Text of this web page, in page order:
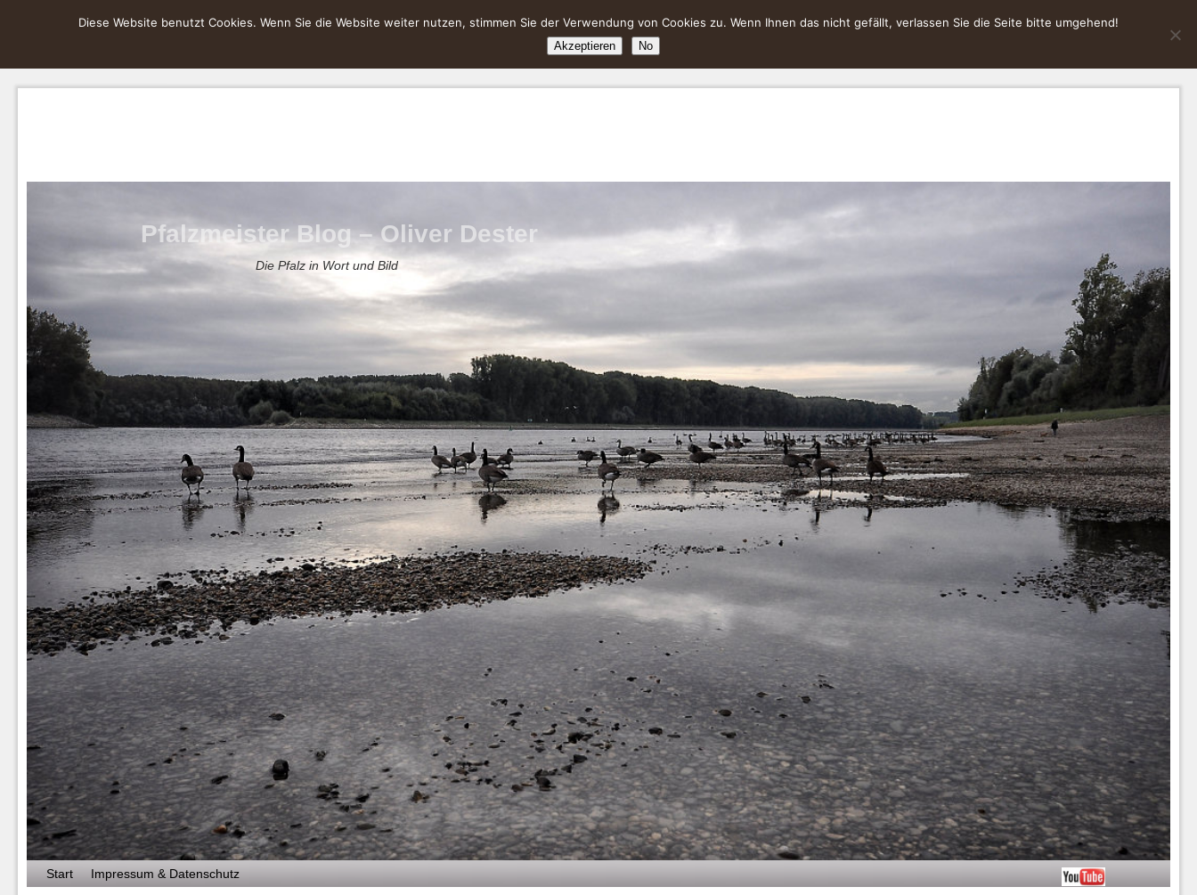
Pfalzmeister Blog – Oliver Dester
Die Pfalz in Wort und Bild
Zum Inhalt wechseln
Zum sekundären Inhalt wechseln
Start Impressum & Datenschutz
Diese Website benutzt Cookies. Wenn Sie die Website weiter nutzen, stimmen Sie der Verwendung von Cookies zu. Wenn Ihnen das nicht gefällt, verlassen Sie die Seite bitte umgehend!
Akzeptieren No